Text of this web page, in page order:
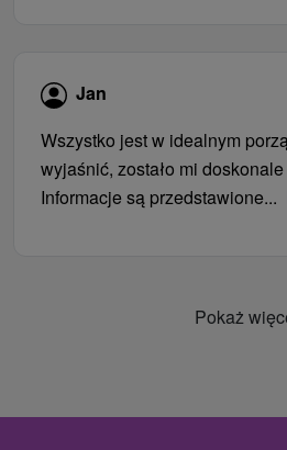
Jan
Wszystko jest w idealnym
wyjaśnić, zostało mi
Informacje są przedstawione...
Pokaż